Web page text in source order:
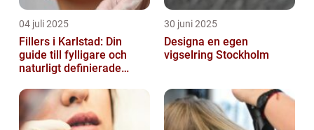
04 juli 2025
Fillers i Karlstad: Din
guide till fylligare och
naturligt definierade
30 juni 2025
Designa en egen
vigselring Stockholm